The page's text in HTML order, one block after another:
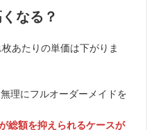
なる？
あたりの単価は下がりま
理にフルオーダーメイドを
総額を抑えられるケースが